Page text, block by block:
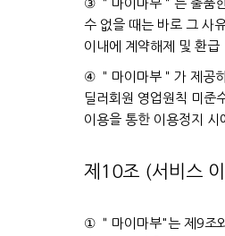
③ ＂마이마부＂는 출품
수 없을 때는 바로 그 사
이내에 계약해제 및 환급
④ ＂마이마부＂가 제공
딜러회원 영업원칙 미준
이용을 통한 이용정지
제10조 (서비스
① ＂마이마부"는 제9조